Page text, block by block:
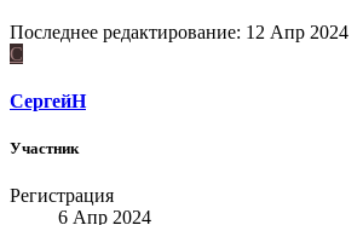
Последнее редактирование: 12 Апр 2024
С
СергейН
Участник
Регистрация
6 Апр 2024